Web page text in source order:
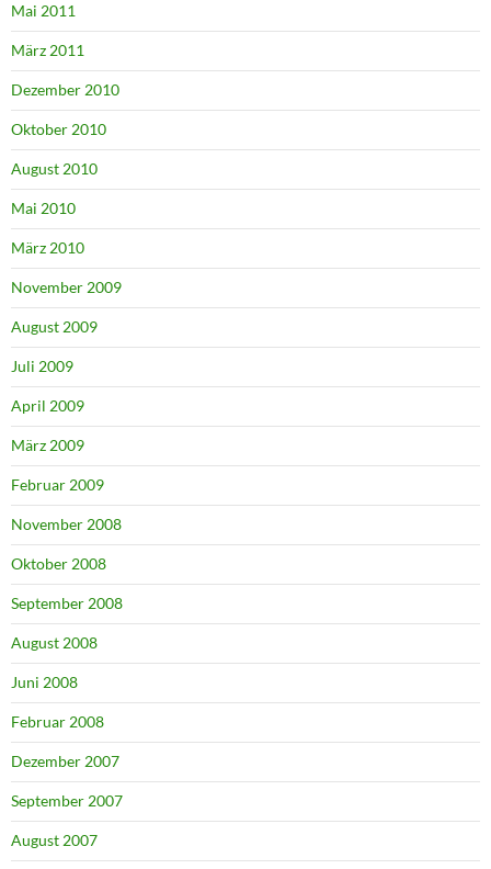
Mai 2011
März 2011
Dezember 2010
Oktober 2010
August 2010
Mai 2010
März 2010
November 2009
August 2009
Juli 2009
April 2009
März 2009
Februar 2009
November 2008
Oktober 2008
September 2008
August 2008
Juni 2008
Februar 2008
Dezember 2007
September 2007
August 2007